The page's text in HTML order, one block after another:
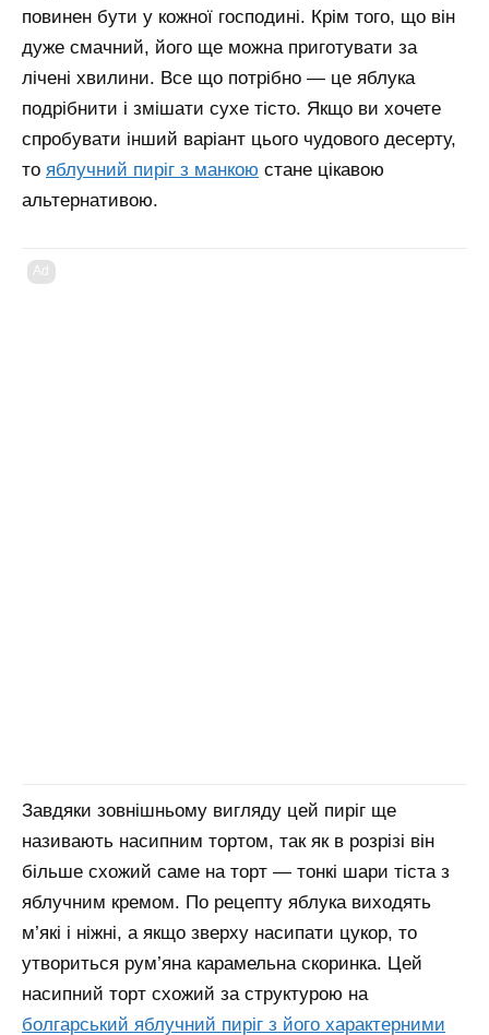
повинен бути у кожної господині. Крім того, що він
дуже смачний, його ще можна приготувати за
лічені хвилини. Все що потрібно — це яблука
подрібнити і змішати сухе тісто. Якщо ви хочете
спробувати інший варіант цього чудового десерту,
то яблучний пиріг з манкою стане цікавою
альтернативою.
Ad
Завдяки зовнішньому вигляду цей пиріг ще
називають насипним тортом, так як в розрізі він
більше схожий саме на торт — тонкі шари тіста з
яблучним кремом. По рецепту яблука виходять
м’які і ніжні, а якщо зверху насипати цукор, то
утвориться рум’яна карамельна скоринка. Цей
насипний торт схожий за структурою на
болгарський яблучний пиріг з його характерними